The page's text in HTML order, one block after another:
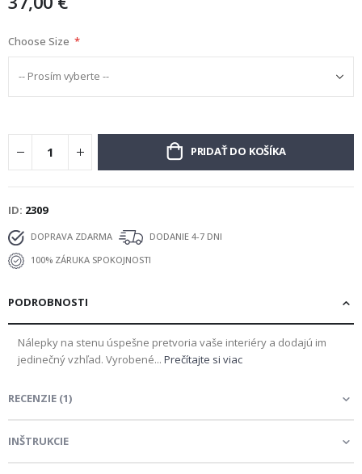
Choose Size
PRIDAŤ DO KOŠÍKA
ID 2309
DOPRAVA ZDARMA
DODANIE 4-7 DNI
100% ZÁRUKA SPOKOJNOSTI
PODROBNOSTI
Nálepky na stenu úspešne pretvoria vaše interiéry a dodajú im
jedinečný vzhľad. Vyrobené... Prečítajte si viac
RECENZIE (1)
INŠTRUKCIE